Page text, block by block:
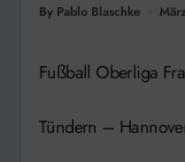
By Pablo Blaschke
Fußball Oberliga
Tündern –